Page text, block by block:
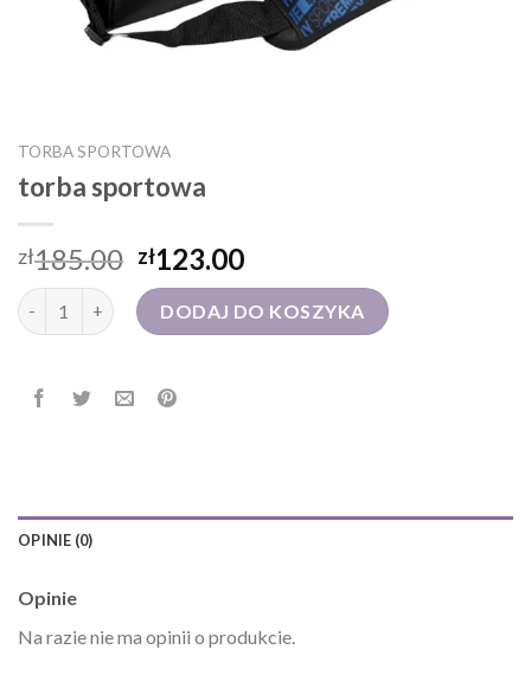
TORBA SPORTOWA
torba sportowa
zł185.00 zł123.00
ilość torba sportowaDODAJ DO KOSZYKA
OPINIE (0)
Opinie
Na razie nie ma opinii o produkcie.